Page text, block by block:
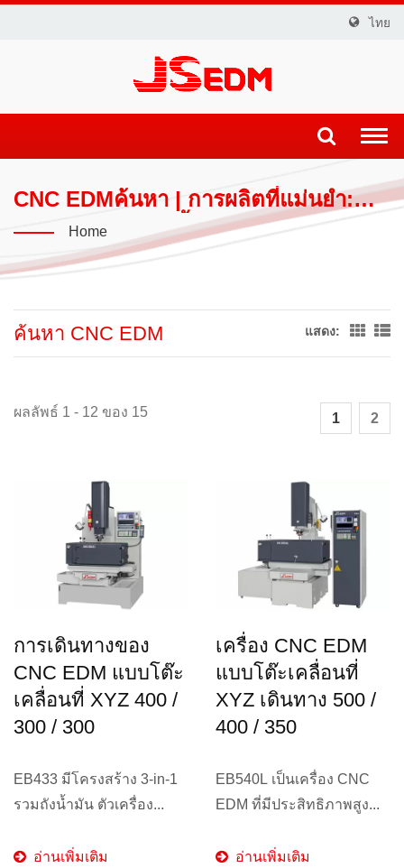
ไทย
CNC EDMค้นหา | การผลิตที่แม่นยำ:
เทคโนโลยี EDM ขั้นสูงโดย JSEDM
Home
ค้นหา CNC EDM แสดง:
ผลลัพธ์ 1 - 12 ของ 15 1 2
การเดินทางของ
CNC EDM แบบโต๊ะ
เคลื่อนที่ XYZ 400 /
300 / 300
EB433 มีโครงสร้าง 3-in-1
รวมถังน้ำมัน ตัวเครื่อง...
อ่านเพิ่มเติม
เครื่อง CNC EDM
แบบโต๊ะเคลื่อนที่
XYZ เดินทาง 500 /
400 / 350
EB540L เป็นเครื่อง CNC
EDM ที่มีประสิทธิภาพสูง...
อ่านเพิ่มเติม